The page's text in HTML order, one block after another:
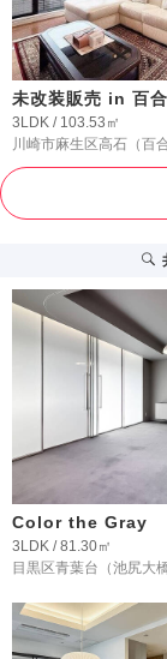
未改装販売 in 百
3LDK / 103.53㎡
川崎市麻生区高石 （百
Color the Gray
3LDK / 81.30㎡
目黒区青葉台 （池尻大